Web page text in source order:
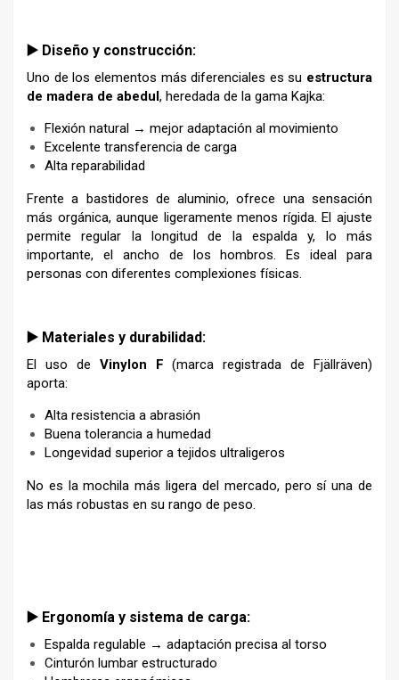
▶️ Diseño y construcción:
Uno de los elementos más diferenciales es su estructura
de madera de abedul, heredada de la gama Kajka:
Flexión natural → mejor adaptación al movimiento
Excelente transferencia de carga
Alta reparabilidad
Frente a bastidores de aluminio, ofrece una sensación
más orgánica, aunque ligeramente menos rígida. El ajuste
permite regular la longitud de la espalda y, lo más
importante, el ancho de los hombros. Es ideal para
personas con diferentes complexiones físicas.
▶️ Materiales y durabilidad:
El uso de Vinylon F (marca registrada de Fjällräven)
aporta:
Alta resistencia a abrasión
Buena tolerancia a humedad
Longevidad superior a tejidos ultraligeros
No es la mochila más ligera del mercado, pero sí una de
las más robustas en su rango de peso.
▶️ Ergonomía y sistema de carga:
Espalda regulable → adaptación precisa al torso
Cinturón lumbar estructurado